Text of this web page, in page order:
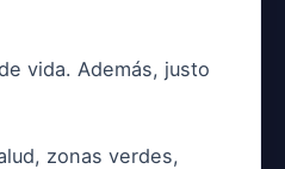
vida. Además, justo
zonas verdes,